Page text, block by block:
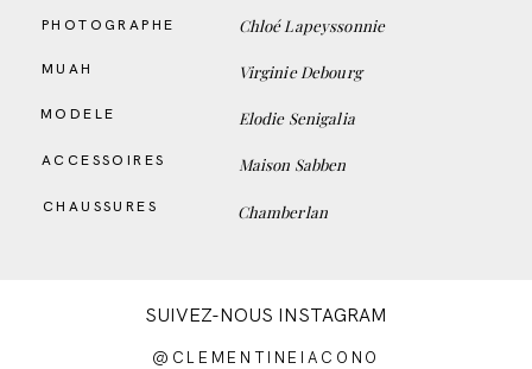
PHOTOGRAPHE
MUAH
MODELE
ACCESSOIRES
CHAUSSURES
Virginie Debourg
Elodie Senigalia
Maison Sabben
Chamberlan
Chloé Lapeyssonnie
SUIVEZ-NOUS INSTAGRAM
@CLEMENTINEIACONO